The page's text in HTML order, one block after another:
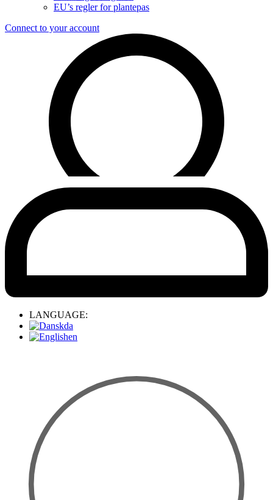
EU’s regler for plantepas
Connect to your account
LANGUAGE:
da
en